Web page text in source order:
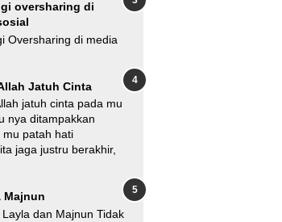
oversharing di
Oversharing di media
Jatuh Cinta
jatuh cinta pada mu
nya ditampakkan
patah hati
jaga justru berakhir,
Majnun
Layla dan Majnun Tidak